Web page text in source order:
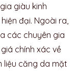
giàu kinh
đại. Ngoài ra,
các chuyên gia
chính xác về
liệu căng da mặt